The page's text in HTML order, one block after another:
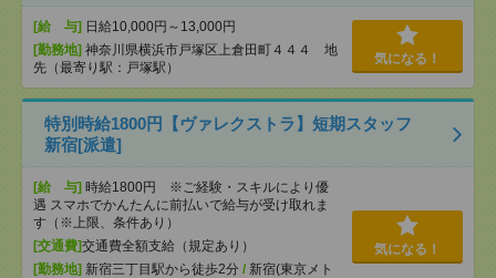
[給 与] 日給10,000円～13,000円
[勤務地] 神奈川県横浜市戸塚区上倉田町４４４ 地
先（最寄り駅：戸塚駅）
気になる！
特別時給1800円【ヴァレクストラ】短期スタッフ
新宿[派遣]
[給 与] 時給1800円 ※ご経験・スキルにより優
遇 スマホでかんたんに前払いで給与が受け取れま
す（※上限、条件あり）
[交通費]交通費全額支給（規定あり）
[勤務地] 新宿三丁目駅から徒歩2分 / 新宿(東京メト
気になる！